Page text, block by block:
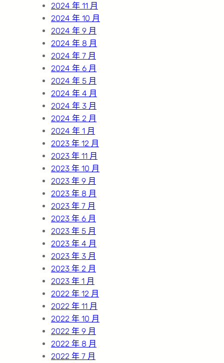
2024 年 11 月
2024 年 10 月
2024 年 9 月
2024 年 8 月
2024 年 7 月
2024 年 6 月
2024 年 5 月
2024 年 4 月
2024 年 3 月
2024 年 2 月
2024 年 1 月
2023 年 12 月
2023 年 11 月
2023 年 10 月
2023 年 9 月
2023 年 8 月
2023 年 7 月
2023 年 6 月
2023 年 5 月
2023 年 4 月
2023 年 3 月
2023 年 2 月
2023 年 1 月
2022 年 12 月
2022 年 11 月
2022 年 10 月
2022 年 9 月
2022 年 8 月
2022 年 7 月